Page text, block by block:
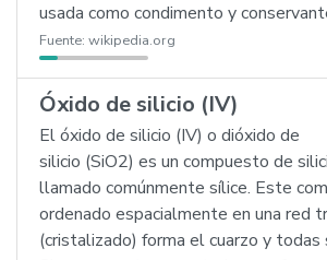
usada como condimento y
Fuente: wikipedia.org
Óxido de silicio (IV)
El óxido de silicio (IV) o dióxido de
silicio (SiO2) es un compuesto de
llamado comúnmente sílice. Este
ordenado espacialmente en una red
(cristalizado) forma el cuarzo y todas